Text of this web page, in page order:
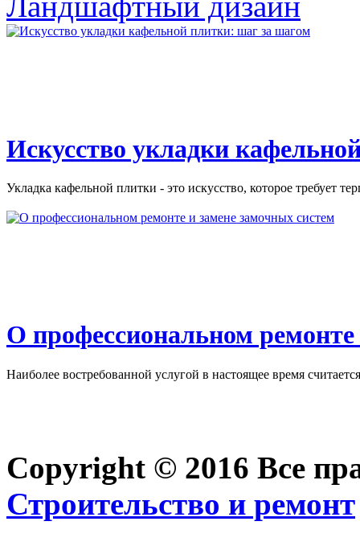
Искусство укладки
Укладка кафельной плитки - это искусство, которое требует
О профессиональном
Наиболее востребованной услугой в настоящее время
Copyright © 2016 Все
Строительство и ремонт